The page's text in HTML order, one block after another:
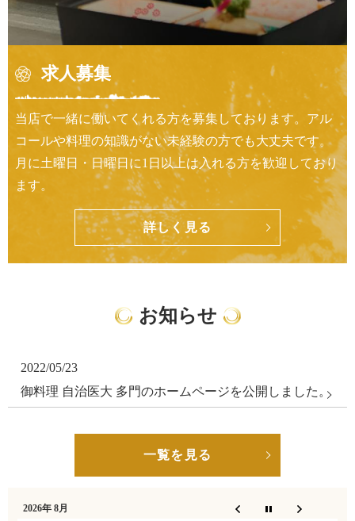
求人募集
当店で一緒に働いてくれる方を募集しております。アル
コールや料理の知識がない未経験の方でも大丈夫です。
月に土曜日・日曜日に1日以上は入れる方を歓迎しており
ます。
詳しく見る
お知らせ
2022/05/23
御料理 自治医大 多門のホームページを公開しました。
一覧を見る
2026年 8月